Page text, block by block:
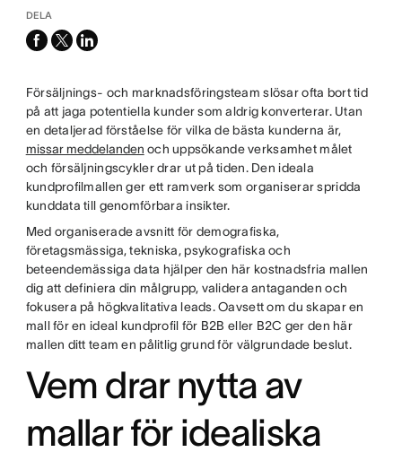
DELA
facebook
x-
linkedin
Försäljnings- och marknadsföringsteam slösar ofta bort tid
på att jaga potentiella kunder som aldrig konverterar. Utan
en detaljerad förståelse för vilka de bästa kunderna är,
missar meddelanden och uppsökande verksamhet målet
och försäljningscykler drar ut på tiden. Den ideala
kundprofilmallen ger ett ramverk som organiserar spridda
kunddata till genomförbara insikter.
Med organiserade avsnitt för demografiska,
företagsmässiga, tekniska, psykografiska och
beteendemässiga data hjälper den här kostnadsfria mallen
dig att definiera din målgrupp, validera antaganden och
fokusera på högkvalitativa leads. Oavsett om du skapar en
mall för en ideal kundprofil för B2B eller B2C ger den här
mallen ditt team en pålitlig grund för välgrundade beslut.
Vem drar nytta av
mallar för idealiska